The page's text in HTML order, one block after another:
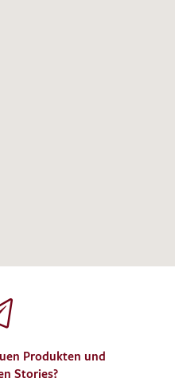
Produkten und
Stories?